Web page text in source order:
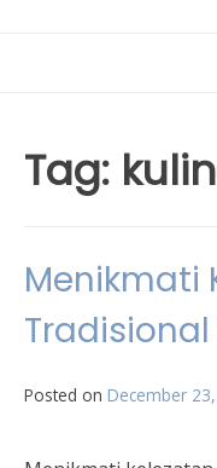
Tag:
Menikmati
Posted on December